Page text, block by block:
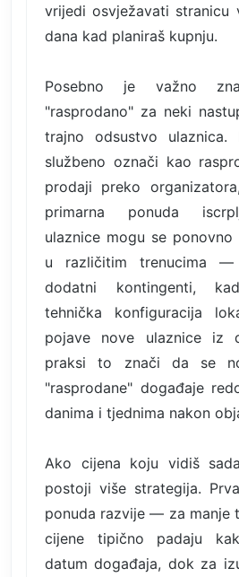
vrijedi osvježavati stranicu
dana kad planiraš kupnju.
Posebno je važno
"rasprodano" za neki
trajno odsustvo ulaznica.
službeno označi kao
prodaji preko
primarna ponuda
ulaznice mogu se
u različitim trenucima
dodatni kontingenti,
tehnička konfiguracija
pojave nove ulaznice iz
praksi to znači da se
"rasprodane" događaje
danima i tjednima nakon
Ako cijena koju vidiš
postoji više strategija.
ponuda razvije — za manje
cijene tipično padaju
datum događaja, dok za